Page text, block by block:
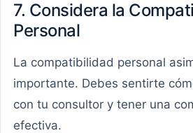
7. Considera la
Personal
La compatibilidad personal
importante. Debes sentirte
con tu consultor y tener una
efectiva.